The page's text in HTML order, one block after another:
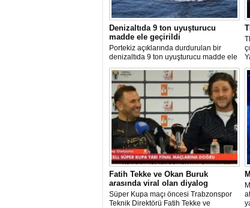
Denizaltıda 9 ton uyuşturucu
madde ele geçirildi
Portekiz açıklarında durdurulan bir
denizaltıda 9 ton uyuşturucu madde ele
geçirilirken, ülke tarihinin en büyük
uyuşturucu operasyonlarından biri
olarak kayda geçen baskında 4 kişi
gözaltına alındı.
Fatih Tekke ve Okan Buruk
arasında viral olan diyalog
Süper Kupa maçı öncesi Trabzonspor
Teknik Direktörü Fatih Tekke ve